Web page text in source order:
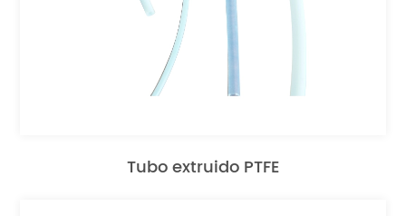
Tubo extruido PTFE